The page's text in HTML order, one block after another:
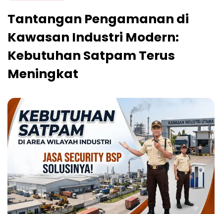
Tantangan Pengamanan di
Kawasan Industri Modern:
Kebutuhan Satpam Terus
Meningkat